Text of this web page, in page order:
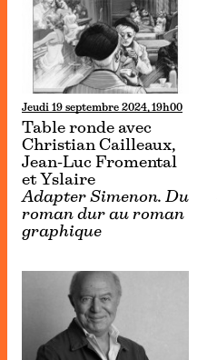
Jeudi 19 septembre 2024, 19h00
Table ronde avec
Christian Cailleaux,
Jean-Luc Fromental
et Yslaire
Adapter Simenon. Du
roman dur au roman
graphique